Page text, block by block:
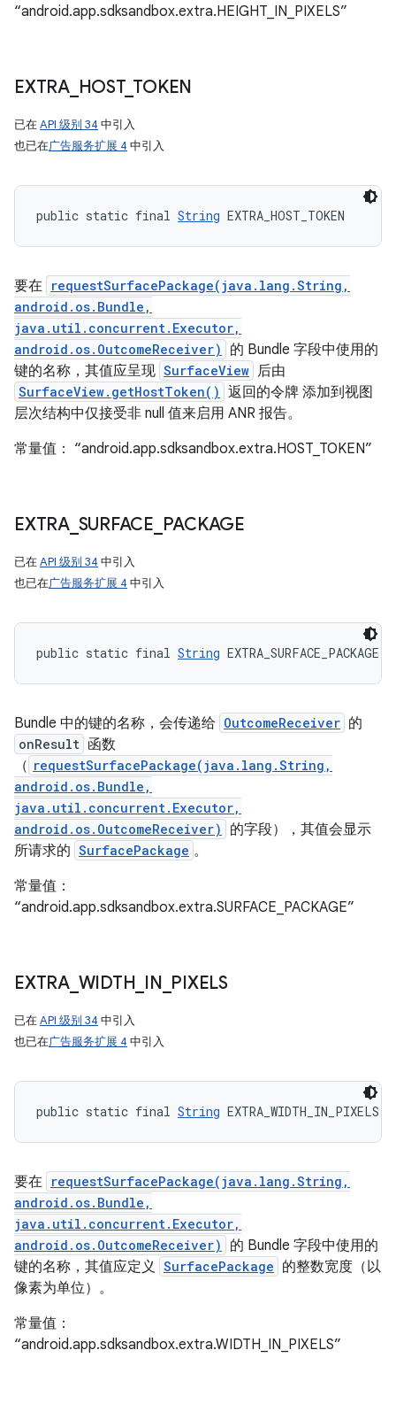
“android.app.sdksandbox.extra.HEIGHT_IN_PIXELS”
EXTRA_ HOST_ TOKEN
已在API 级别 34 中引入
也已在广告服务扩展 4 中引入
public static final String EXTRA_HOST_TOKEN
要在 requestSurfacePackage(java.lang.String,
android.os.Bundle,
java.util.concurrent.Executor,
android.os.OutcomeReceiver)
的 Bundle 字段中使用的
键的名称，其值应呈现 SurfaceView 后由
SurfaceView.getHostToken() 返回的令牌 添加到视图
层次结构中仅接受非 null 值来启用 ANR 报告。
常量值： “android.app.sdksandbox.extra.HOST_TOKEN”
EXTRA_ SURFACE PACKAGE
已在API 级别 34 中引入
也已在广告服务扩展 4 中引入
public static final String EXTRA_SURFACE_PACKAGE
Bundle 中的键的名称，会传递给 OutcomeReceiver 的
onResult 函数
（ requestSurfacePackage(java.lang.String,
android.os.Bundle,
java.util.concurrent.Executor,
android.os.OutcomeReceiver)
的字段），其值会显示
所请求的 SurfacePackage 。
常量值：
“android.app.sdksandbox.extra.SURFACE_PACKAGE”
EXTRA_ WIDTH IN PIXELS
已在API 级别 34 中引入
也已在广告服务扩展 4 中引入
public static final String EXTRA_WIDTH_IN_PIXELS
要在 requestSurfacePackage(java.lang.String,
android.os.Bundle,
java.util.concurrent.Executor,
android.os.OutcomeReceiver)
的 Bundle 字段中使用的
键的名称，其值应定义 SurfacePackage 的整数宽度（以
像素为单位）。
常量值：
“android.app.sdksandbox.extra.WIDTH_IN_PIXELS”